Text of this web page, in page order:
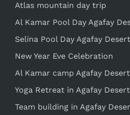
Atlas mountain day trip
Al Kamar Pool Day Agafay
Selina Pool Day Agafay Desert
New Year Eve Celebration
Al Kamar camp Agafay Desert
Yoga Retreat in Agafay Desert
Team building in Agafay